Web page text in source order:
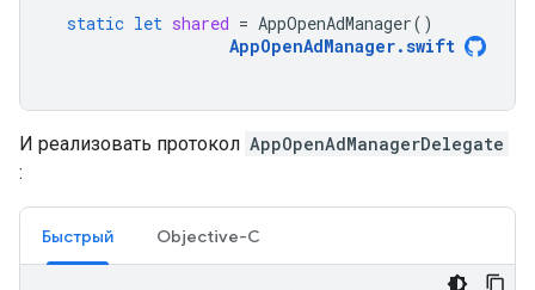
static let shared = AppOpenAdManager()
AppOpenAdManager.swift
И реализовать протокол AppOpenAdManagerDelegate
:
Быстрый Objective-C